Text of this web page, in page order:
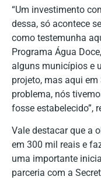
“Um investimento
dessa, só acontece
como testemunha
Programa Água
alguns municípios e
projeto, mas aqui
problema, nós
fosse estabelecido”,
Vale destacar que a
em 300 mil reais e
uma importante
parceria com a